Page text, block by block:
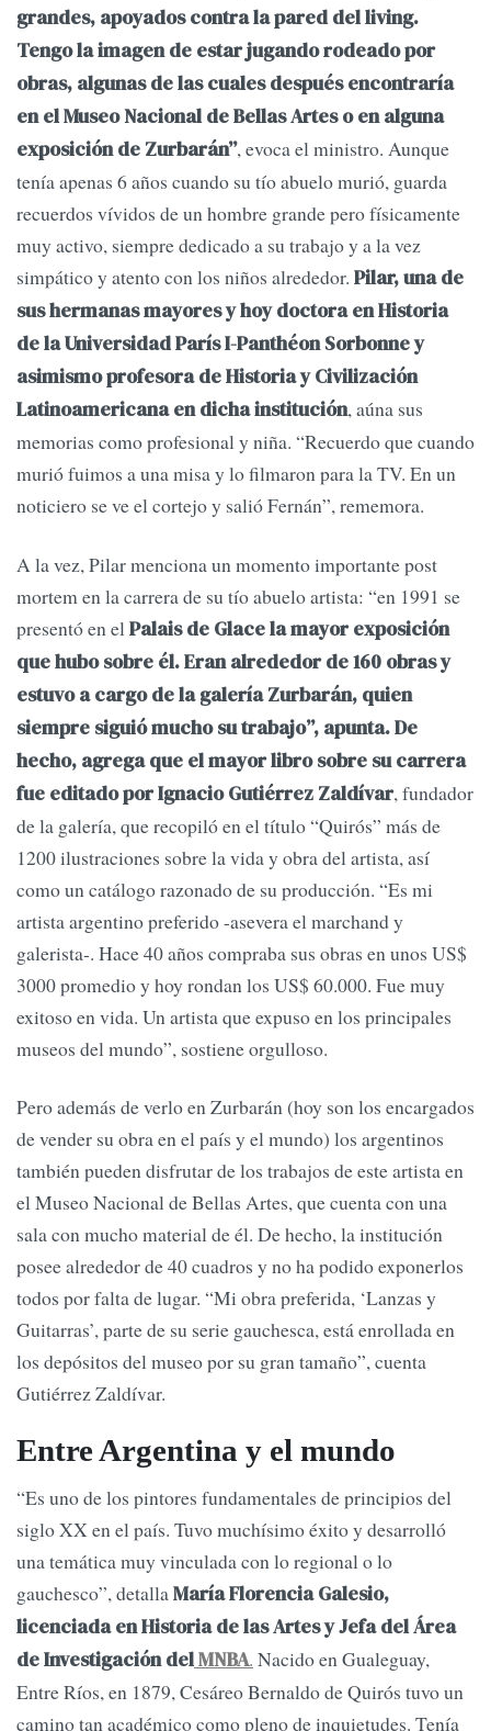
grandes, apoyados contra la pared del living.
Tengo la imagen de estar jugando rodeado por
obras, algunas de las cuales después encontraría
en el Museo Nacional de Bellas Artes o en alguna
exposición de Zurbarán”, evoca el ministro. Aunque
tenía apenas 6 años cuando su tío abuelo murió, guarda
recuerdos vívidos de un hombre grande pero físicamente
muy activo, siempre dedicado a su trabajo y a la vez
simpático y atento con los niños alrededor. Pilar, una de
sus hermanas mayores y hoy doctora en Historia
de la Universidad París I-Panthéon Sorbonne y
asimismo profesora de Historia y Civilización
Latinoamericana en dicha institución, aúna sus
memorias como profesional y niña. “Recuerdo que cuando
murió fuimos a una misa y lo filmaron para la TV. En un
noticiero se ve el cortejo y salió Fernán”, rememora.
A la vez, Pilar menciona un momento importante post
mortem en la carrera de su tío abuelo artista: “en 1991 se
presentó en elPalais de Glace la mayor exposición
que hubo sobre él. Eran alrededor de 160 obras y
estuvo a cargo de la galería Zurbarán, quien
siempre siguió mucho su trabajo”, apunta. De
hecho, agrega que el mayor libro sobre su carrera
fue editado por Ignacio Gutiérrez Zaldívar, fundador
de la galería, que recopiló en el título “Quirós” más de
1200 ilustraciones sobre la vida y obra del artista, así
como un catálogo razonado de su producción. “Es mi
artista argentino preferido -asevera el marchand y
galerista-. Hace 40 años compraba sus obras en unos US$
3000 promedio y hoy rondan los US$ 60.000. Fue muy
exitoso en vida. Un artista que expuso en los principales
museos del mundo”, sostiene orgulloso.
Pero además de verlo en Zurbarán (hoy son los encargados
de vender su obra en el país y el mundo) los argentinos
también pueden disfrutar de los trabajos de este artista en
el Museo Nacional de Bellas Artes, que cuenta con una
sala con mucho material de él. De hecho, la institución
posee alrededor de 40 cuadros y no ha podido exponerlos
todos por falta de lugar. “Mi obra preferida, ‘Lanzas y
Guitarras’, parte de su serie gauchesca, está enrollada en
los depósitos del museo por su gran tamaño”, cuenta
Gutiérrez Zaldívar.
Entre Argentina y el mundo
“Es uno de los pintores fundamentales de principios del
siglo XX en el país. Tuvo muchísimo éxito y desarrolló
una temática muy vinculada con lo regional o lo
gauchesco”, detallaMaría Florencia Galesio,
licenciada en Historia de las Artes y Jefa del Área
de Investigación delMNBA. Nacido en Gualeguay,
Entre Ríos, en 1879, Cesáreo Bernaldo de Quirós tuvo un
camino tan académico como pleno de inquietudes. Tenía